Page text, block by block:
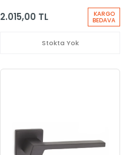
2.015,00 TL KARGO
BEDAVA
Stokta Yok